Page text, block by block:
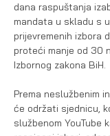
dana raspuštanja
mandata u skladu s
prijevremenih izbora
proteći manje od 30
Izbornog zakona BiH.
Prema neslužbenim
će održati sjednicu,
službenom YouTube